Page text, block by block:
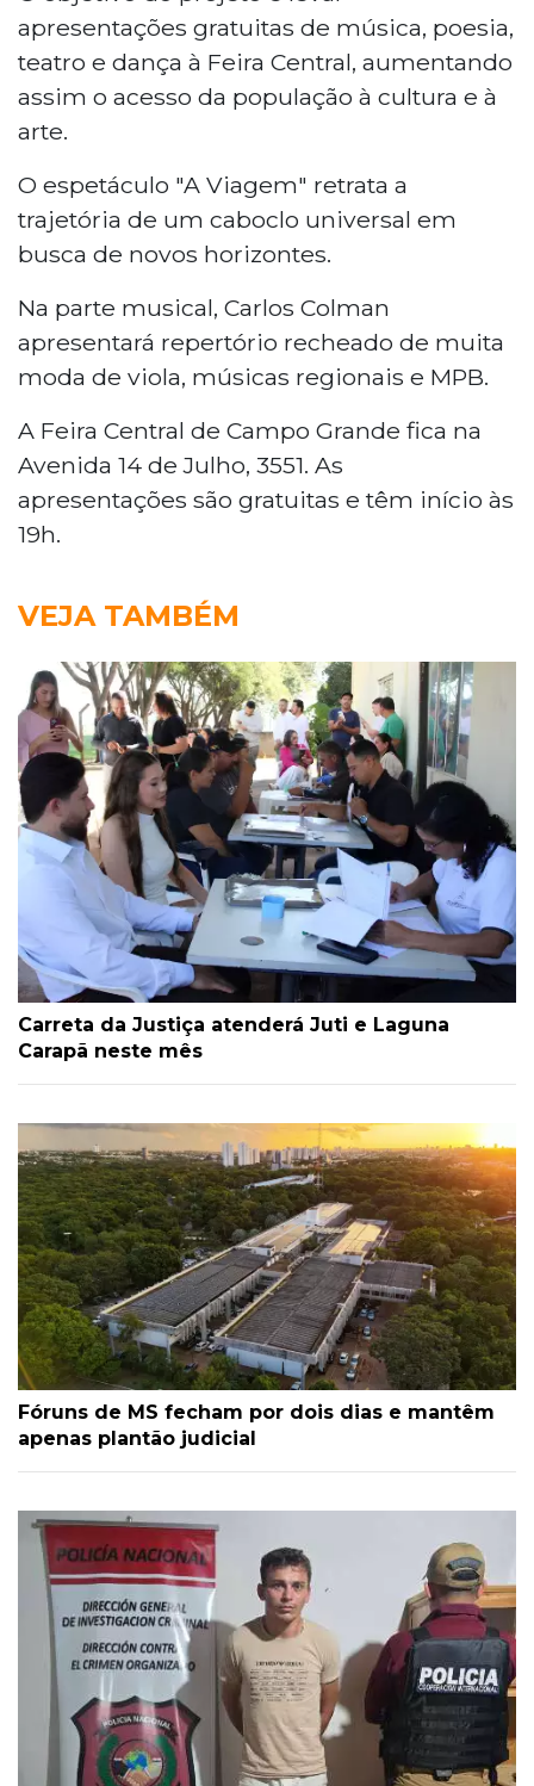
apresentações gratuitas de música, poesia,
teatro e dança à Feira Central, aumentando
assim o acesso da população à cultura e à
arte.
O espetáculo "A Viagem" retrata a
trajetória de um caboclo universal em
busca de novos horizontes.
Na parte musical, Carlos Colman
apresentará repertório recheado de muita
moda de viola, músicas regionais e MPB.
A Feira Central de Campo Grande fica na
Avenida 14 de Julho, 3551. As
apresentações são gratuitas e têm início às
19h.
VEJA TAMBÉM
Carreta da Justiça atenderá Juti e Laguna
Carapã neste mês
Fóruns de MS fecham por dois dias e mantêm
apenas plantão judicial